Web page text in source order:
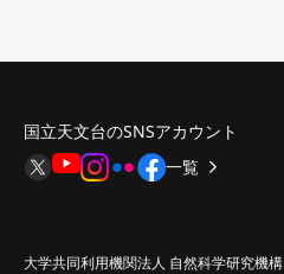
国立天文台のSNSアカウント
一覧
大学共同利用機関法人 自然科学研究機構